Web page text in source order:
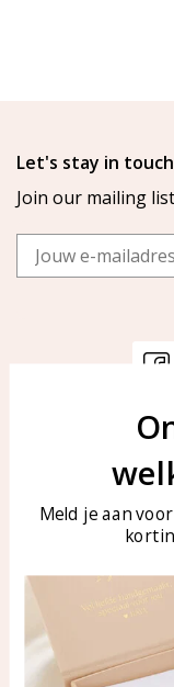
Let's stay in touch
Join our mailing list
Email
Customer service
Customer service
Care for your jewelry
Meld je aan